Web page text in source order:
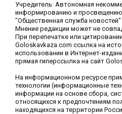
Учредитель: Автономная
информированию и просвещению
"Общественная служба
Мнение редакции может не
При перепечатке или
Goloskavkaza.com ссылка на
использовании в Интернет-
прямая гиперссылка на сайт
На информационном ресурсе
технологии (информационные
информации на основе сбора,
относящихся к предпочтениям
находящихся на территории